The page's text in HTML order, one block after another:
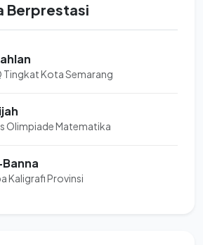
Berprestasi
Tingkat Kota Semarang
Olimpiade Matematika
Kaligrafi Provinsi